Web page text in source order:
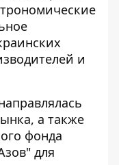
и
а также
фонда
для